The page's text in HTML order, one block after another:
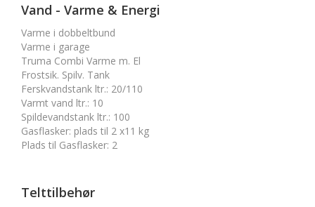
Vand - Varme & Energi
Varme i dobbeltbund
Varme i garage
Truma Combi Varme m. El
Frostsik. Spilv. Tank
Ferskvandstank ltr.: 20/110
Varmt vand ltr.: 10
Spildevandstank ltr.: 100
Gasflasker: plads til 2 x11 kg
Plads til Gasflasker: 2
Telttilbehør